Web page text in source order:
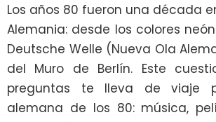
Los años 80 fueron una década
Alemania: desde los colores
Deutsche Welle (Nueva Ola
del Muro de Berlín. Este
preguntas te lleva de viaje
alemana de los 80: música,